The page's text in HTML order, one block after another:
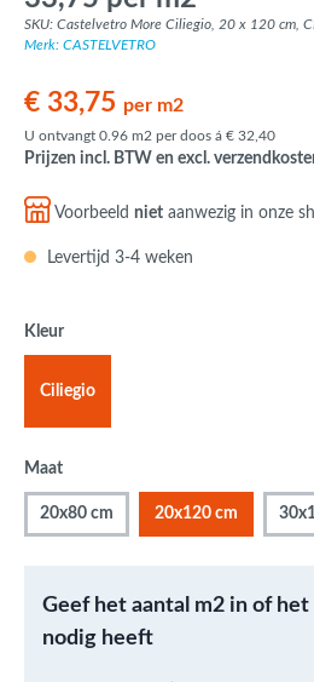
SKU: Castelvetro More Ciliegio, 20 x 120 cm,
Merk: CASTELVETRO
€ 33,75 per m2
U ontvangt 0.96 m2 per doos á € 32,40
Prijzen incl. BTW en excl.
Voorbeeld niet aanwezig in onze
Levertijd 3-4 weken
Kleur
Ciliegio
Maat
20x80 cm 20x120 cm
Geef het aantal m2 in of het
nodig heeft